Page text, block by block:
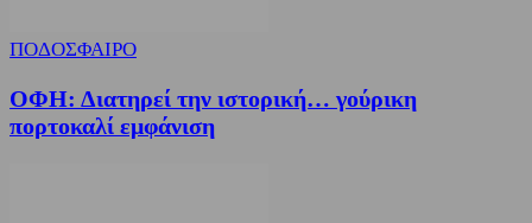
ΠΟΔΟΣΦΑΙΡΟ
ΟΦΗ: Διατηρεί την ιστορική… γούρικη
πορτοκαλί εμφάνιση